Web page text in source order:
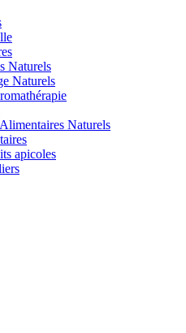
Naturels
Naturels
Naturels
apicoles